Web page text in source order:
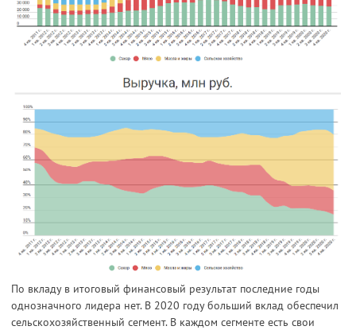
По вкладу в итоговый финансовый результат последние годы
однозначного лидера нет. В 2020 году больший вклад обеспечил
сельскохозяйственный сегмент. В каждом сегменте есть свои